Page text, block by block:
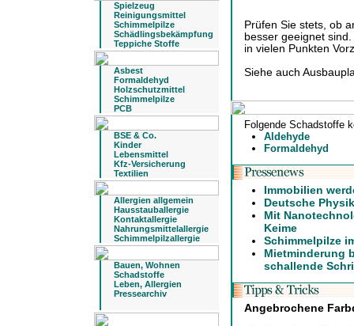
Spielzeug
Reinigungsmittel
Schimmelpilze
Schädlingsbekämpfung
Teppiche Stoffe
Asbest
Formaldehyd
Holzschutzmittel
Schimmelpilze
PCB
BSE & Co.
Kinder
Lebensmittel
Kfz-Versicherung
Textilien
Allergien allgemein
Hausstauballergie
Kontaktallergie
Nahrungsmittelallergie
Schimmelpilzallergie
Bauen, Wohnen
Schadstoffe
Leben, Allergien
Pressearchiv
Prüfen Sie stets, ob
besser geeignet
in vielen Punkten
Siehe auch
Folgende Schadstoffe
Aldehyde
Formaldehyd
Immobilien
Deutsche
Mit
Keime
Schimmelpilze
Mietminderung
schallende
Angebrochene